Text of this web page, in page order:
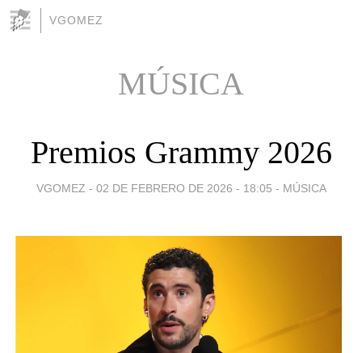
VGOMEZ
MÚSICA
Premios Grammy 2026
VGOMEZ - 02 DE FEBRERO DE 2026 - 18:05 - MÚSICA